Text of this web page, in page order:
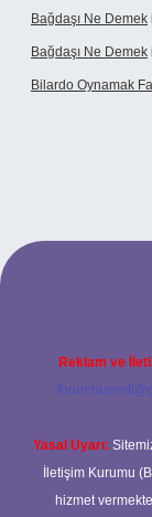
Bağdaşı Ne Demek
Bağdaşı Ne Demek
Bilardo Oynamak
bahis sitesi
Reklam ve
Yasal Uyarı:
İletişim Kurumu
hizmet